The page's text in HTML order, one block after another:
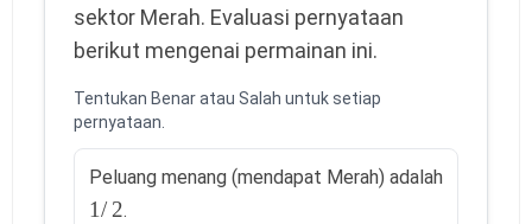
sektor Merah. Evaluasi pernyataan
berikut mengenai permainan ini.
Tentukan Benar atau Salah untuk setiap
pernyataan.
Peluang menang (mendapat Merah) adalah
1 / 2
.